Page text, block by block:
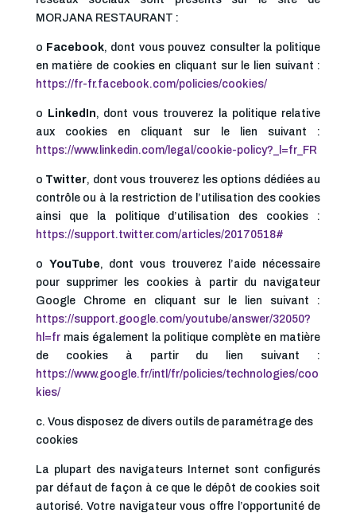
MORJANA RESTAURANT :
o Facebook, dont vous pouvez consulter la politique
en matière de cookies en cliquant sur le lien suivant :
https://fr-fr.facebook.com/policies/cookies/
o LinkedIn, dont vous trouverez la politique relative
aux cookies en cliquant sur le lien suivant :
https://www.linkedin.com/legal/cookie-policy?_l=fr_FR
o Twitter, dont vous trouverez les options dédiées au
contrôle ou à la restriction de l’utilisation des cookies
ainsi que la politique d’utilisation des cookies :
https://support.twitter.com/articles/20170518#
o YouTube, dont vous trouverez l’aide nécessaire
pour supprimer les cookies à partir du navigateur
Google Chrome en cliquant sur le lien suivant :
https://support.google.com/youtube/answer/32050?
hl=frmais également la politique complète en matière
de cookies à partir du lien suivant :
https://www.google.fr/intl/fr/policies/technologies/coo
kies/
c. Vous disposez de divers outils de paramétrage des
cookies
La plupart des navigateurs Internet sont configurés
par défaut de façon à ce que le dépôt de cookies soit
autorisé. Votre navigateur vous offre l’opportunité de